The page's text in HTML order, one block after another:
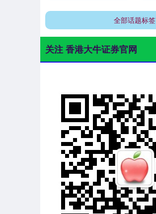
全部话题标签
关注 香港大牛证券官网